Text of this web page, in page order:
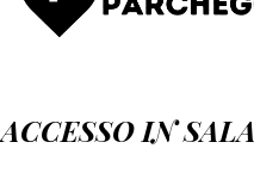
ACCESSO IN SALA